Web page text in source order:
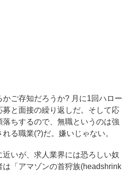
ご存知だろうか? 月に1回ハロー
募と面接の繰り返しだ。そして応
ちするので、無職というのは強
る職業(?)だ。嫌いじゃない。
いが、求人業界には恐ろしい奴
は「アマゾンの首狩族(headshrink